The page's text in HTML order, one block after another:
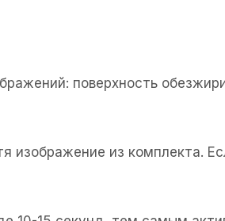
поверхность
изображение из комплекта.